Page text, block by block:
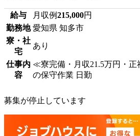
給与 月収例215,000円
勤務地 愛知県 知多市
寮・社
宅
あり
仕事内
容
≪寮完備・月収21.5万円・
の保守作業 日勤
募集が停止しています